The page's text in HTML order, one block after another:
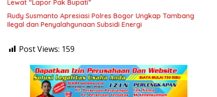
Lewat “Lapor Pak Bupati”
Rudy Susmanto Apresiasi Polres Bogor Ungkap Tambang
Ilegal dan Penyalahgunaan Subsidi Energi
Post Views: 159